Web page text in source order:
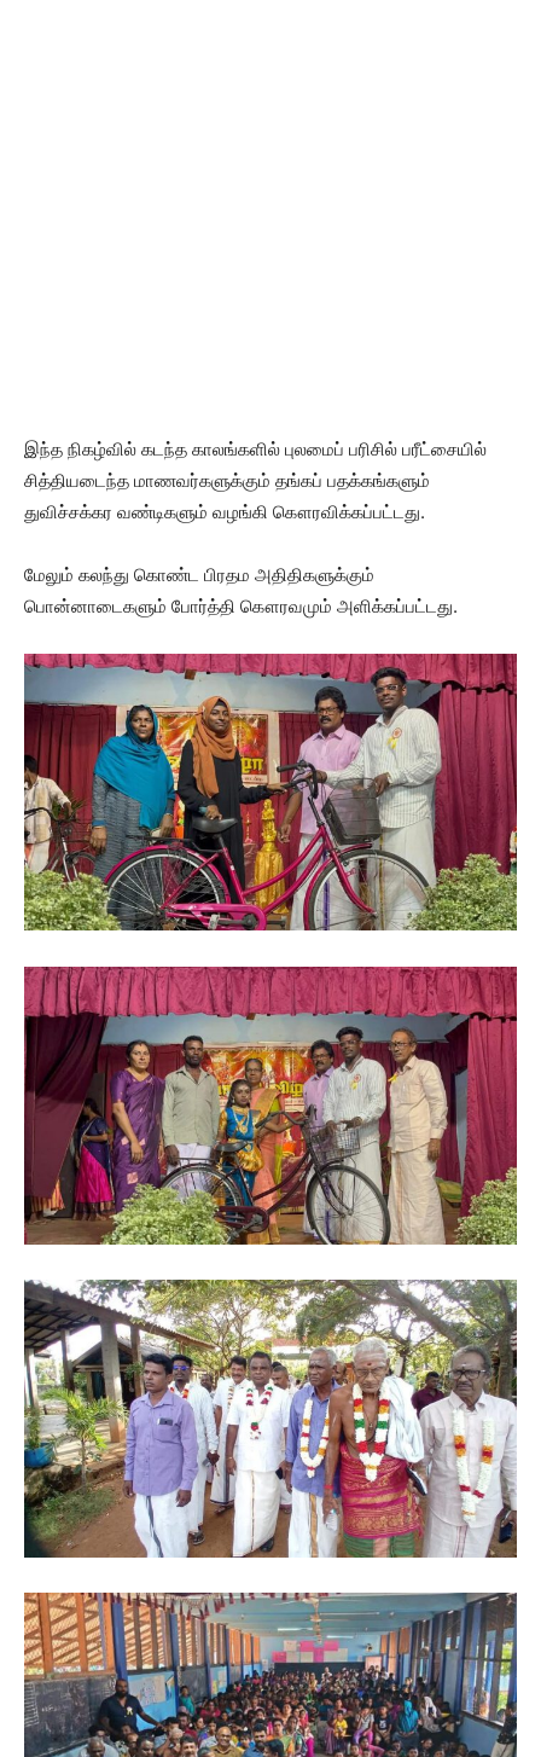
இந்த நிகழ்வில் கடந்த காலங்களில் புலமைப் பரிசில் பரீட்சையில்
சித்தியடைந்த மாணவர்களுக்கும் தங்கப் பதக்கங்களும்
துவிச்சக்கர வண்டிகளும் வழங்கி கௌரவிக்கப்பட்டது.
மேலும் கலந்து கொண்ட பிரதம அதிதிகளுக்கும்
பொன்னாடைகளும் போர்த்தி கௌரவமும் அளிக்கப்பட்டது.